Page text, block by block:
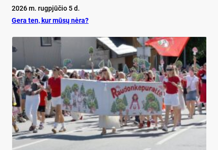
2026 m. rugpjūčio 5 d.
Ge­ra ten, kur mū­sų nė­ra?